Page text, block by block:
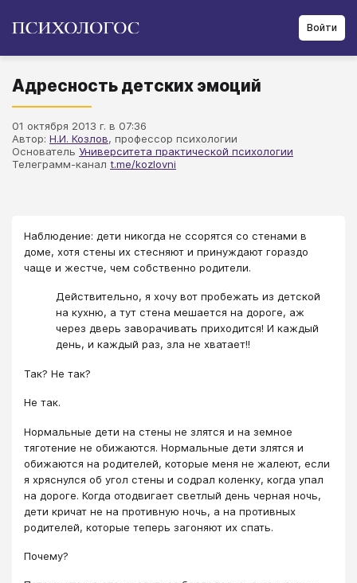
Войти
Адресность детских эмоций
01 октября 2013 г. в 07:36
Автор: Н.И. Козлов, профессор психологии
Основатель Университета практической психологии
Телеграмм-канал t.me/kozlovni
Наблюдение: дети никогда не ссорятся со стенами в
доме, хотя стены их стесняют и принуждают гораздо
чаще и жестче, чем собственно родители.
Действительно, я хочу вот пробежать из детской
на кухню, а тут стена мешается на дороге, аж
через дверь заворачивать приходится! И каждый
день, и каждый раз, зла не хватает!!
Так? Не так?
Не так.
Нормальные дети на стены не злятся и на земное
тяготение не обижаются. Нормальные дети злятся и
обижаются на родителей, которые меня не жалеют, если
я хряснулся об угол стены и содрал коленку, когда упал
на дороге. Когда отодвигает светлый день черная ночь,
дети кричат не на противную ночь, а на противных
родителей, которые теперь загоняют их спать.
Почему?